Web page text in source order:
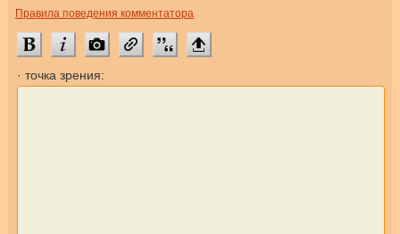
Правила поведения комментатора
· точка зрения: